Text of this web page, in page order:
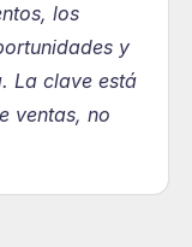
los
y
La clave está
ventas, no